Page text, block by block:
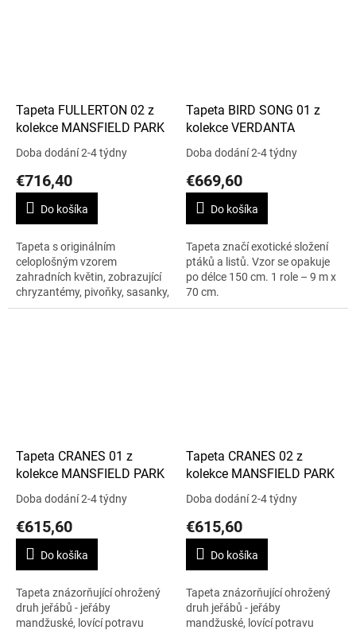
Tapeta FULLERTON 02 z
kolekce MANSFIELD PARK
Doba dodání 2-4 týdny
€716,40
Do košíka
Tapeta s originálním
celoplošným vzorem
zahradních květin, zobrazující
chryzantémy, pivoňky, sasanky,
tulipány a fialky. Vzor se
Tapeta BIRD SONG 01 z
kolekce VERDANTA
Doba dodání 2-4 týdny
€669,60
Do košíka
Tapeta značí exotické složení
ptáků a listů. Vzor se opakuje
po délce 150 cm. 1 role – 9 m x
70 cm.
Tapeta CRANES 01 z
kolekce MANSFIELD PARK
Doba dodání 2-4 týdny
€615,60
Do košíka
Tapeta znázorňující ohrožený
druh jeřábů - jeřáby
mandžuské, lovící potravu
Tapeta CRANES 02 z
kolekce MANSFIELD PARK
Doba dodání 2-4 týdny
€615,60
Do košíka
Tapeta znázorňující ohrožený
druh jeřábů - jeřáby
mandžuské, lovící potravu